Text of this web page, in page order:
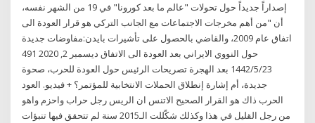
إصداراً جديداً حول تحولات "عالم ما بعد كورونا" في 19 من الشهر نفسه،
أن "من أهم مخرجات الاجتماعات مع الجانب التركي هو قرار العودة الى
‬حول‭ ‬النووي‭ ‬الايراني بعد‭ ‬العودة‭ ‬الى‭ ‬الاتفاق ديسمبر 2, 2020 491
23‏‏/5‏‏/1442 بعد الهجرة تصريحات الرئيس حول العودة للحرب، صحوة
جديدة، أم إشارة إنطلاق الحملات الانتخابية للمؤتمر؟ + فيديو. العود
الحرب ذاك هو القرار الصحيح الاتنس ان الريس رجل حراب واحزم واهو
من رجل القليل في هذا وكذلك شكّللت الـ2015 سنة لم تتحقق فيها تنبؤات